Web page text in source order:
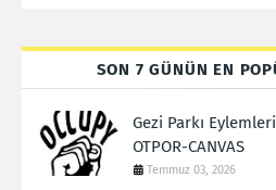
SON 7 GÜNÜN EN
Gezi Parkı
OTPOR-CANVAS
Temmuz 03, 2026